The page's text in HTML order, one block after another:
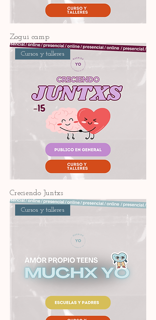
Zogui camp
Cursos y talleres
Creciendo Juntxs
Cursos y talleres